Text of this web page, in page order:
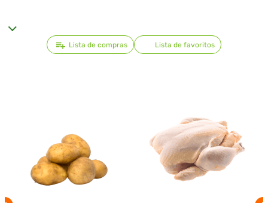
Lista de compras Lista de favoritos